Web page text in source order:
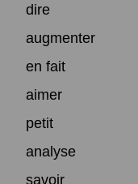
dire
augmenter
en fait
aimer
petit
analyse
savoir